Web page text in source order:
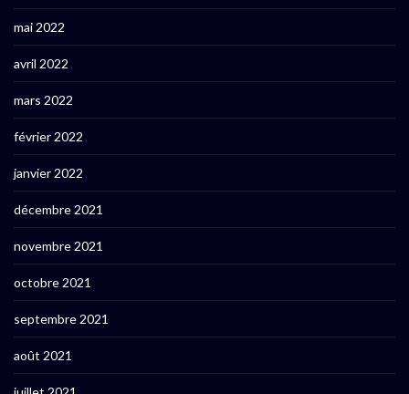
mai 2022
avril 2022
mars 2022
février 2022
janvier 2022
décembre 2021
novembre 2021
octobre 2021
septembre 2021
août 2021